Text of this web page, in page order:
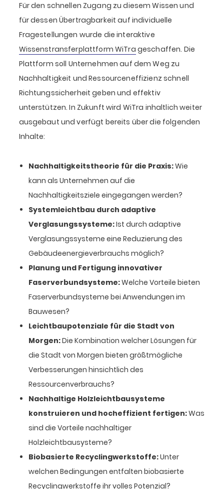
Für den schnellen Zugang zu diesem Wissen und
für dessen Übertragbarkeit auf individuelle
Fragestellungen wurde die interaktive
Wissenstransferplattform WiTra geschaffen. Die
Plattform soll Unternehmen auf dem Weg zu
Nachhaltigkeit und Ressourceneffizienz schnell
Richtungssicherheit geben und effektiv
unterstützen. In Zukunft wird WiTra inhaltlich weiter
ausgebaut und verfügt bereits über die folgenden
Inhalte:
Nachhaltigkeitstheorie für die Praxis:Wie
kann als Unternehmen auf die
Nachhaltigkeitsziele eingegangen werden?
Systemleichtbau durch adaptive
Verglasungssysteme:Ist durch adaptive
Verglasungssysteme eine Reduzierung des
Gebäudeenergieverbrauchs möglich?
Planung und Fertigung innovativer
Faserverbundsysteme:Welche Vorteile bieten
Faserverbundsysteme bei Anwendungen im
Bauwesen?
Leichtbaupotenziale für die Stadt von
Morgen:Die Kombination welcher Lösungen für
die Stadt von Morgen bieten größtmögliche
Verbesserungen hinsichtlich des
Ressourcenverbrauchs?
Nachhaltige Holzleichtbausysteme
konstruieren und hocheffizient fertigen:Was
sind die Vorteile nachhaltiger
Holzleichtbausysteme?
Biobasierte Recyclingwerkstoffe:Unter
welchen Bedingungen entfalten biobasierte
Recyclingwerkstoffe ihr volles Potenzial?